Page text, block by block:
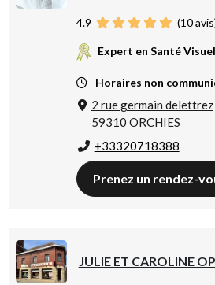
4.9 (10
Expert en Santé
Horaires non
2 rue germain delettrez
59310 ORCHIES
+33320718388
Prenez un rendez-
JULIE ET CAROLINE